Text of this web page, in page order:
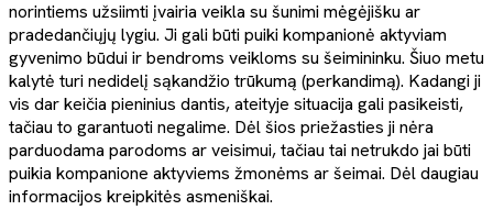
norintiems užsiimti įvairia veikla su šunimi mėgėjišku ar
pradedančiųjų lygiu. Ji gali būti puiki kompanionė aktyviam
gyvenimo būdui ir bendroms veikloms su šeimininku. Šiuo metu
kalytė turi nedidelį sąkandžio trūkumą (perkandimą). Kadangi ji
vis dar keičia pieninius dantis, ateityje situacija gali pasikeisti,
tačiau to garantuoti negalime. Dėl šios priežasties ji nėra
parduodama parodoms ar veisimui, tačiau tai netrukdo jai būti
puikia kompanione aktyviems žmonėms ar šeimai. Dėl daugiau
informacijos kreipkitės asmeniškai.